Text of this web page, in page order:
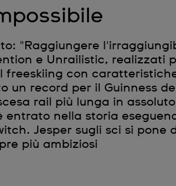
"Raggiungere
e Unrailistic, realizzati
freeskiing con
un record per il Guinness
rail più lunga in
entrato nella storia
Jesper sugli sci si pone
più ambiziosi